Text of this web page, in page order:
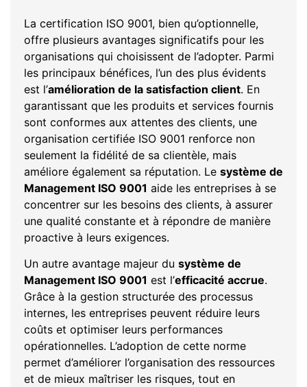
La certification ISO 9001, bien qu’optionnelle,
offre plusieurs avantages significatifs pour les
organisations qui choisissent de l’adopter. Parmi
les principaux bénéfices, l’un des plus évidents
est l’amélioration de la satisfaction client. En
garantissant que les produits et services fournis
sont conformes aux attentes des clients, une
organisation certifiée ISO 9001 renforce non
seulement la fidélité de sa clientèle, mais
améliore également sa réputation. Le système de
Management ISO 9001 aide les entreprises à se
concentrer sur les besoins des clients, à assurer
une qualité constante et à répondre de manière
proactive à leurs exigences.
Un autre avantage majeur du système de
Management ISO 9001 est l’efficacité accrue.
Grâce à la gestion structurée des processus
internes, les entreprises peuvent réduire leurs
coûts et optimiser leurs performances
opérationnelles. L’adoption de cette norme
permet d’améliorer l’organisation des ressources
et de mieux maîtriser les risques, tout en